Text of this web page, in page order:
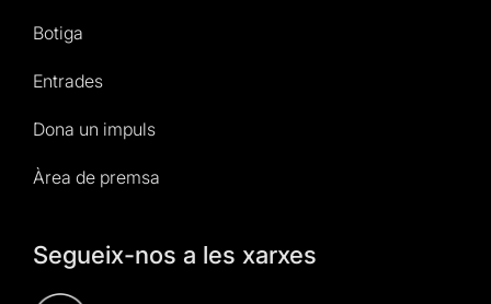
Botiga
Entrades
Dona un impuls
Àrea de premsa
Segueix-nos a les xarxes